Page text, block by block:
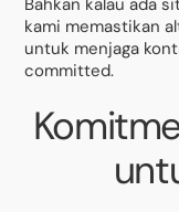
Bahkan kalau ada
kami memastikan
untuk menjaga
committed.